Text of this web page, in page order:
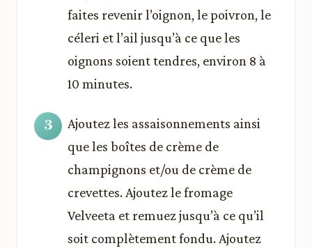
faites revenir l’oignon, le poivron, le
céleri et l’ail jusqu’à ce que les
oignons soient tendres, environ 8 à
10 minutes.
Ajoutez les assaisonnements ainsi
que les boîtes de crème de
champignons et/ou de crème de
crevettes. Ajoutez le fromage
Velveeta et remuez jusqu’à ce qu’il
soit complètement fondu. Ajoutez